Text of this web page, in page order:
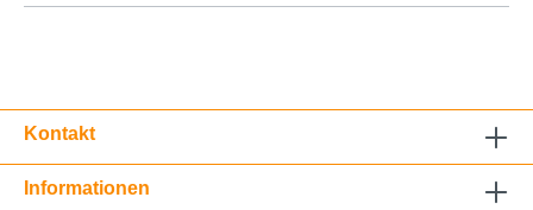
Kontakt
Informationen